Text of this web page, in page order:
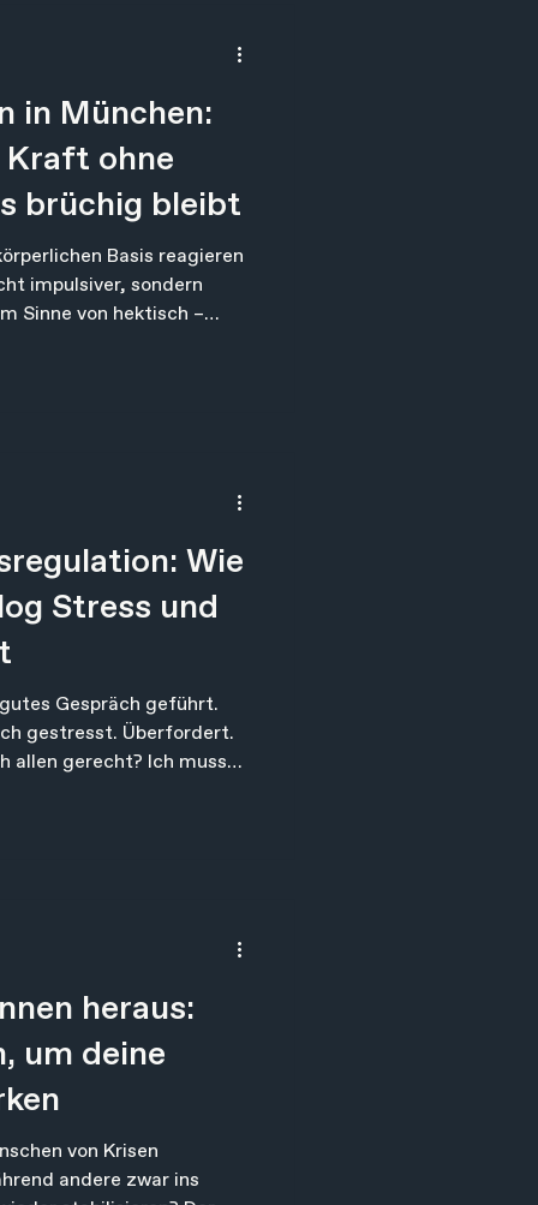
in München:
ohne
brüchig bleibt
Basis reagieren
impulsiver, sondern
Sinne von hektisch –
Reiz und Reaktion. Und
Wie
Stress und
Gespräch geführt.
Überfordert.
allen gerecht? Ich muss
heraus:
um deine
von Krisen
andere zwar ins